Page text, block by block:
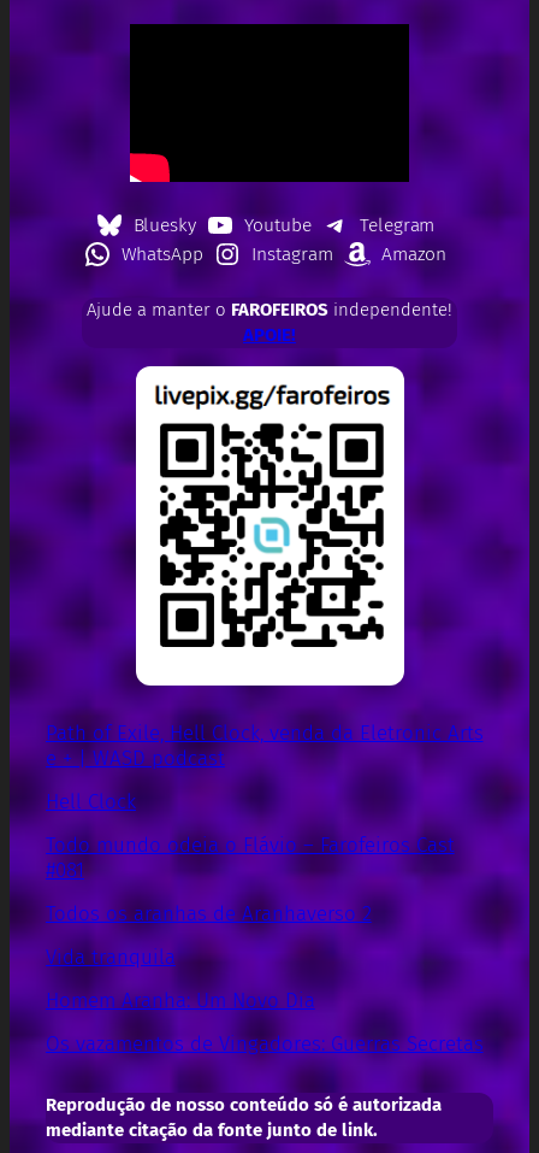
Bluesky Youtube
Telegram
WhatsApp
Instagram Amazon
Ajude a manter o FAROFEIROSindependente!
APOIE!
Path of Exile, Hell Clock, venda da Eletronic Arts
e + | WASD podcast
Hell Clock
Todo mundo odeia o Flávio – Farofeiros Cast
#081
Todos os aranhas de Aranhaverso 2
Vida tranquila
Homem Aranha: Um Novo Dia
Os vazamentos de Vingadores: Guerras Secretas
Reprodução de nosso conteúdo só é autorizada
mediante citação da fonte junto de link.